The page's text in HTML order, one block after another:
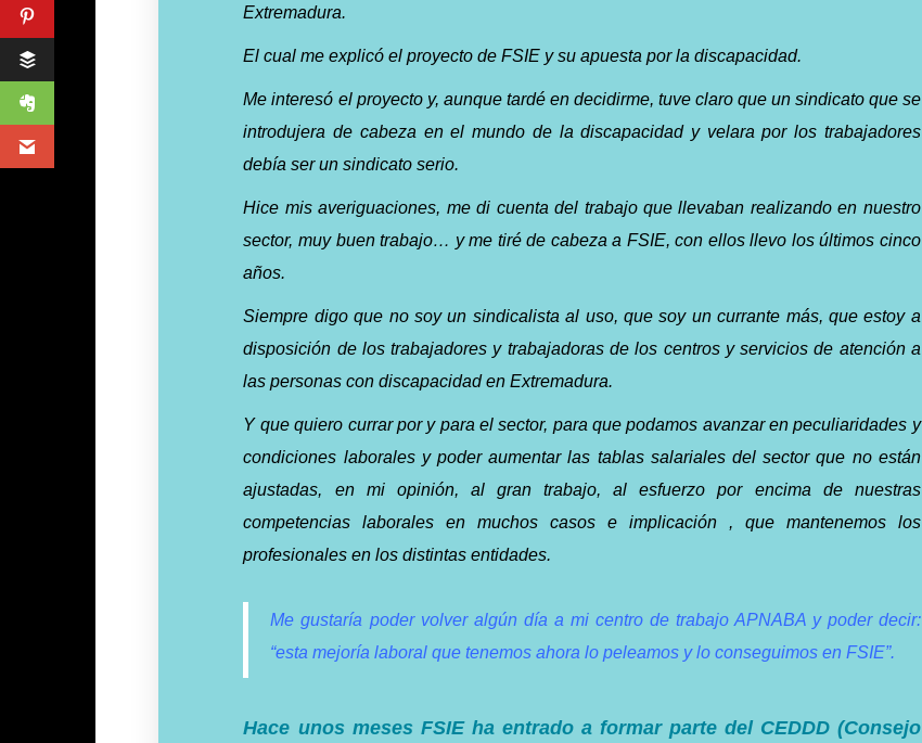
Extremadura.
El cual me explicó el proyecto de FSIE y su apuesta por la discapacidad.
Me interesó el proyecto y, aunque tardé en decidirme, tuve claro que un sindicato que se
introdujera de cabeza en el mundo de la discapacidad y velara por los trabajadores
debía ser un sindicato serio.
Hice mis averiguaciones, me di cuenta del trabajo que llevaban realizando en nuestro
sector, muy buen trabajo… y me tiré de cabeza a FSIE, con ellos llevo los últimos cinco
años.
Siempre digo que no soy un sindicalista al uso, que soy un currante más, que estoy a
disposición de los trabajadores y trabajadoras de los centros y servicios de atención a
las personas con discapacidad en Extremadura.
Y que quiero currar por y para el sector, para que podamos avanzar en peculiaridades y
condiciones laborales y poder aumentar las tablas salariales del sector que no están
ajustadas, en mi opinión, al gran trabajo, al esfuerzo por encima de nuestras
competencias laborales en muchos casos e implicación , que mantenemos los
profesionales en los distintas entidades.
Me gustaría poder volver algún día a mi centro de trabajo APNABA y poder decir:
“esta mejoría laboral que tenemos ahora lo peleamos y lo conseguimos en FSIE”.
Hace unos meses FSIE ha entrado a formar parte del CEDDD (Consejo